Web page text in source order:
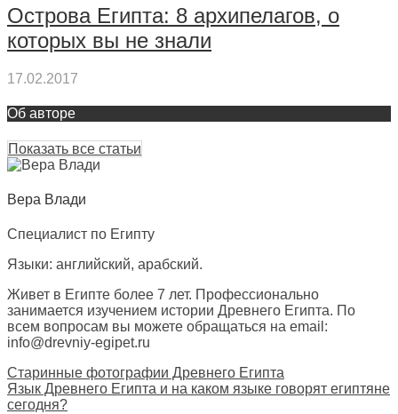
Острова Египта: 8 архипелагов, о
которых вы не знали
17.02.2017
Об авторе
Показать все статьи
Вера Влади
Специалист по Египту
Языки: английский, арабский.
Живет в Египте более 7 лет. Профессионально
занимается изучением истории Древнего Египта. По
всем вопросам вы можете обращаться на email:
info@drevniy-egipet.ru
Старинные фотографии Древнего Египта
Язык Древнего Египта и на каком языке говорят египтяне
сегодня?